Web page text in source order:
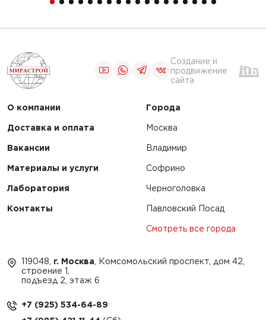
Создание и
продвижение
сайта
О компании
Доставка и оплата
Вакансии
Материалы и услуги
Лаборатория
Контакты
Города
Москва
Владимир
Софрино
Черноголовка
Павловский Посад
Смотреть все города
119048, г. Москва , Комсомольский проспект, дом 42,
строение 1,
подъезд 2, этаж 6
+7 (925) 534-64-89